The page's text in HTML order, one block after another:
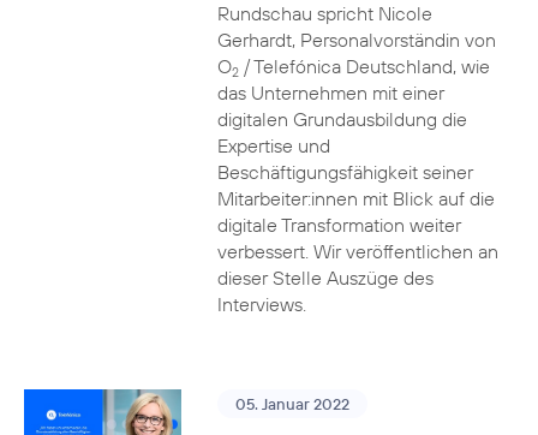
Rundschau spricht Nicole
Gerhardt, Personalvorständin von
O2/ Telefónica Deutschland, wie
das Unternehmen mit einer
digitalen Grundausbildung die
Expertise und
Beschäftigungsfähigkeit seiner
Mitarbeiter:innen mit Blick auf die
digitale Transformation weiter
verbessert. Wir veröffentlichen an
dieser Stelle Auszüge des
Interviews.
05. Januar 2022